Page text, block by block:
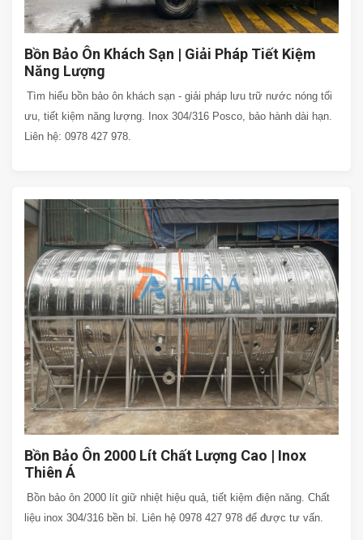
Bồn Bảo Ôn Khách Sạn | Giải Pháp Tiết Kiệm
Năng Lượng
Tìm hiểu bồn bảo ôn khách sạn - giải pháp lưu trữ nước nóng tối
ưu, tiết kiệm năng lượng. Inox 304/316 Posco, bảo hành dài hạn.
Liên hệ: 0978 427 978.
Bồn Bảo Ôn 2000 Lít Chất Lượng Cao | Inox
Thiên Á
Bồn bảo ôn 2000 lít giữ nhiệt hiệu quả, tiết kiệm điện năng. Chất
liệu inox 304/316 bền bỉ. Liên hệ 0978 427 978 để được tư vấn.